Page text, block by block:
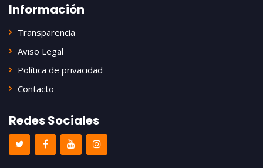
Información
Transparencia
Aviso Legal
Política de privacidad
Contacto
Redes Sociales